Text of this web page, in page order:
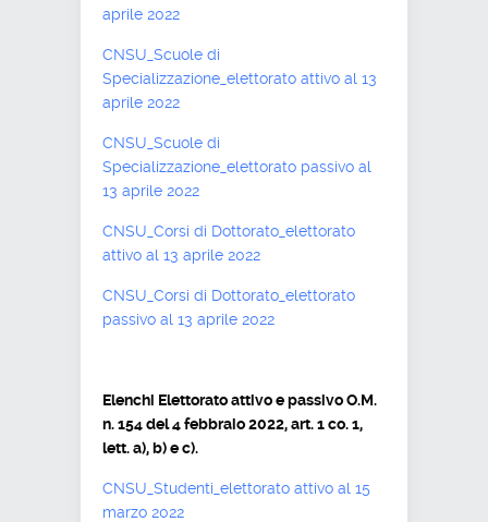
aprile 2022
CNSU_Scuole di
Specializzazione_elettorato attivo al 13
aprile 2022
CNSU_Scuole di
Specializzazione_elettorato passivo al
13 aprile 2022
CNSU_Corsi di Dottorato_elettorato
attivo al 13 aprile 2022
CNSU_Corsi di Dottorato_elettorato
passivo al 13 aprile 2022
Elenchi Elettorato attivo e passivo O.M.
n. 154 del 4 febbraio 2022, art. 1 co. 1,
lett. a), b) e c).
CNSU_Studenti_elettorato attivo al 15
marzo 2022